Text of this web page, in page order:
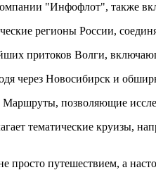
"Инфофлот", также
регионы России,
притоков Волги,
через Новосибирск и
позволяющие
тематические круизы,
путешествием, а